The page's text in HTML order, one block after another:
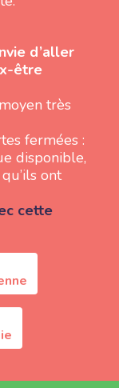
d’aller
être
très
fermées :
disponible,
ont
cette